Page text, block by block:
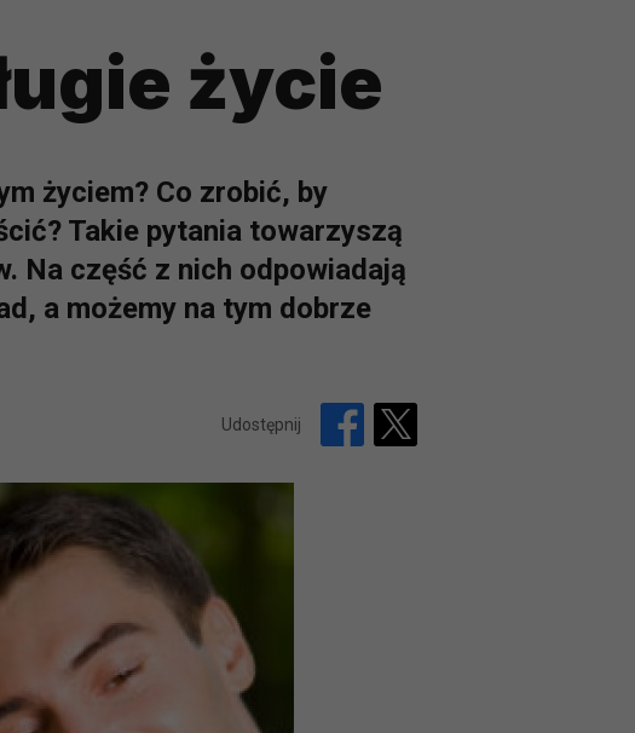
życie
życiem? Co zrobić, by
Takie pytania towarzyszą
Na część z nich odpowiadają
a możemy na tym dobrze
Udostępnij